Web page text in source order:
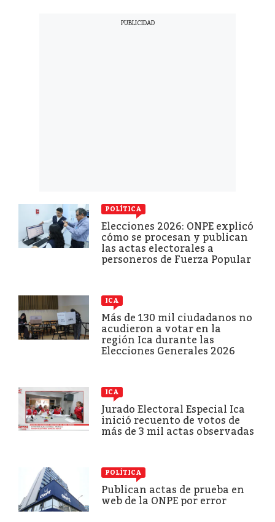
POLÍTICA
Elecciones 2026: ONPE explicó
cómo se procesan y publican
las actas electorales a
personeros de Fuerza Popular
ICA
Más de 130 mil ciudadanos no
acudieron a votar en la
región Ica durante las
Elecciones Generales 2026
ICA
Jurado Electoral Especial Ica
inició recuento de votos de
más de 3 mil actas observadas
POLÍTICA
Publican actas de prueba en
web de la ONPE por error